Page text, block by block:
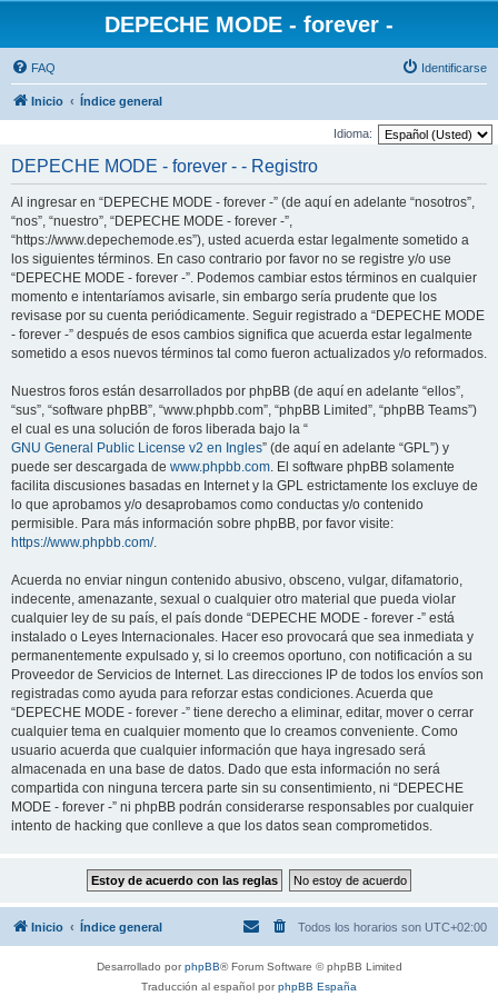
DEPECHE MODE - forever -
FAQ Identificarse
Inicio Índice general
Idioma:
DEPECHE MODE - forever - - Registro
Al ingresar en “DEPECHE MODE - forever -” (de aquí en adelante “nosotros”,
“nos”, “nuestro”, “DEPECHE MODE - forever -”,
“https://www.depechemode.es”), usted acuerda estar legalmente sometido a
los siguientes términos. En caso contrario por favor no se registre y/o use
“DEPECHE MODE - forever -”. Podemos cambiar estos términos en cualquier
momento e intentaríamos avisarle, sin embargo sería prudente que los
revisase por su cuenta periódicamente. Seguir registrado a “DEPECHE MODE
- forever -” después de esos cambios significa que acuerda estar legalmente
sometido a esos nuevos términos tal como fueron actualizados y/o reformados.
Nuestros foros están desarrollados por phpBB (de aquí en adelante “ellos”,
“sus”, “software phpBB”, “www.phpbb.com”, “phpBB Limited”, “phpBB Teams”)
el cual es una solución de foros liberada bajo la “
GNU General Public License v2 en Ingles” (de aquí en adelante “GPL”) y
puede ser descargada de www.phpbb.com. El software phpBB solamente
facilita discusiones basadas en Internet y la GPL estrictamente los excluye de
lo que aprobamos y/o desaprobamos como conductas y/o contenido
permisible. Para más información sobre phpBB, por favor visite:
https://www.phpbb.com/.
Acuerda no enviar ningun contenido abusivo, obsceno, vulgar, difamatorio,
indecente, amenazante, sexual o cualquier otro material que pueda violar
cualquier ley de su país, el país donde “DEPECHE MODE - forever -” está
instalado o Leyes Internacionales. Hacer eso provocará que sea inmediata y
permanentemente expulsado y, si lo creemos oportuno, con notificación a su
Proveedor de Servicios de Internet. Las direcciones IP de todos los envíos son
registradas como ayuda para reforzar estas condiciones. Acuerda que
“DEPECHE MODE - forever -” tiene derecho a eliminar, editar, mover o cerrar
cualquier tema en cualquier momento que lo creamos conveniente. Como
usuario acuerda que cualquier información que haya ingresado será
almacenada en una base de datos. Dado que esta información no será
compartida con ninguna tercera parte sin su consentimiento, ni “DEPECHE
MODE - forever -” ni phpBB podrán considerarse responsables por cualquier
intento de hacking que conlleve a que los datos sean comprometidos.
Inicio Índice general Todos los horarios son UTC+02:00
Desarrollado porphpBB® Forum Software © phpBB Limited
Traducción al español porphpBB España